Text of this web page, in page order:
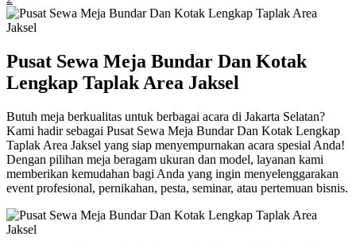
Pusat Sewa Meja Bundar Dan Kotak
Lengkap Taplak Area Jaksel
Butuh meja berkualitas untuk berbagai acara di Jakarta Selatan?
Kami hadir sebagai Pusat Sewa Meja Bundar Dan Kotak Lengkap
Taplak Area Jaksel yang siap menyempurnakan acara spesial Anda!
Dengan pilihan meja beragam ukuran dan model, layanan kami
memberikan kemudahan bagi Anda yang ingin menyelenggarakan
event profesional, pernikahan, pesta, seminar, atau pertemuan bisnis.